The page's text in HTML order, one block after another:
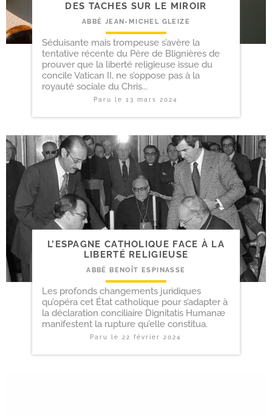
DES TACHES SUR LE MIROIR
ABBÉ JEAN-MICHEL GLEIZE
Séduisante mais trompeuse s’avère la
tentative récente du Père de Blignières de
prouver que la liberté religieuse issue du
concile Vatican II, ne s’oppose pas à la
royauté sociale du Chris...
Paru le13 mars 2024
L’ESPAGNE CATHOLIQUE FACE À LA
LIBERTÉ RELIGIEUSE
ABBÉ BENOÎT ESPINASSE
Les profonds changements juridiques
qu’opéra cet État catholique pour s’adapter à
la déclaration conciliaire Dignitatis Humanæ
manifestent la rupture qu’elle constitua.
Paru le22 février 2024